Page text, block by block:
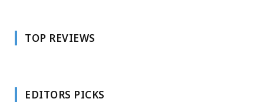
TOP REVIEWS
EDITORS PICKS